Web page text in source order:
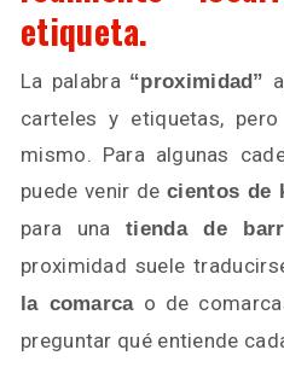
etiqueta.
La palabra “proximidad”
carteles y etiquetas,
mismo. Para algunas
puede venir decientos de
para unatienda de
proximidad suele
la comarcao de
preguntar qué entiende